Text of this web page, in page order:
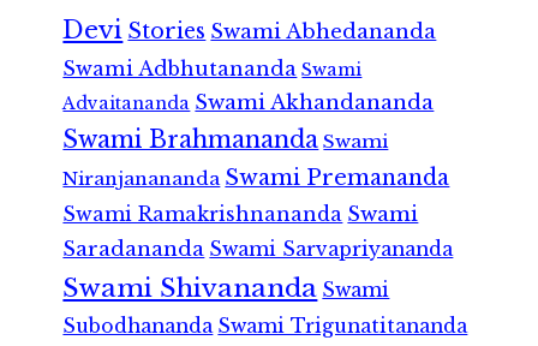
Devi Stories Swami Abhedananda
Swami Adbhutananda Swami
Advaitananda Swami Akhandananda
Swami Brahmananda Swami
Niranjanananda Swami Premananda
Swami Ramakrishnananda Swami
Saradananda Swami Sarvapriyananda
Swami Shivananda Swami
Subodhananda Swami Trigunatitananda